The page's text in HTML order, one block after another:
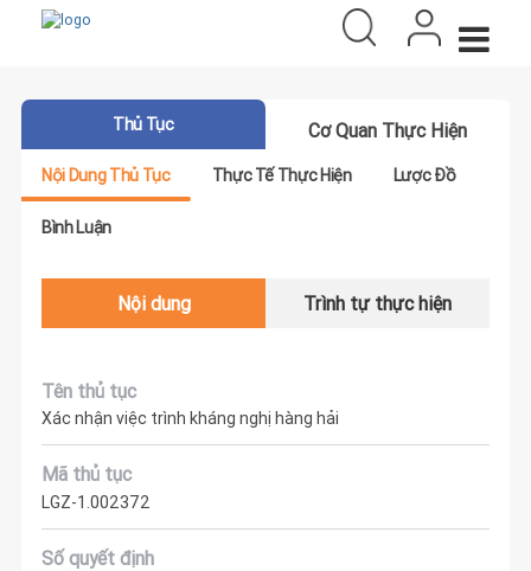
Thủ Tục Cơ Quan Thực Hiện
Nội Dung Thủ Tục Thực Tế Thực Hiện Lược Đồ
Bình Luận
Nội dung Trình tự thực hiện
Tên thủ tục
Xác nhận việc trình kháng nghị hàng hải
Mã thủ tục
LGZ-1.002372
Số quyết định